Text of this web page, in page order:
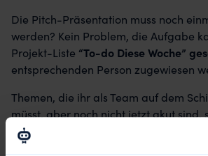
Die Pitch-Präsentation muss noch
werden? Kein Problem, die Aufgabe
Projekt-Liste “To-do Diese Woche”
entsprechenden Person zugewiesen
Themen, die ihr als Team auf dem
müsst, aber noch nicht jetzt akut sind,
Themen-Parkplatz
vergesst und könnt bei jedem Meeting